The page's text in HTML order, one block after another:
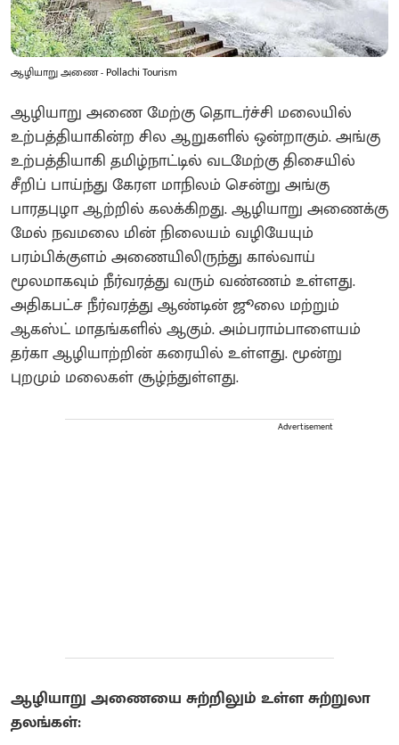
ஆழியாறு அணை - Pollachi Tourism
ஆழியாறு அணை மேற்கு தொடர்ச்சி மலையில்
உற்பத்தியாகின்ற சில ஆறுகளில் ஒன்றாகும். அங்கு
உற்பத்தியாகி தமிழ்நாட்டில் வடமேற்கு திசையில்
சீறிப் பாய்ந்து கேரள மாநிலம் சென்று அங்கு
பாரதபுழா ஆற்றில் கலக்கிறது. ஆழியாறு அணைக்கு
மேல் நவமலை மின் நிலையம் வழியேயும்
பரம்பிக்குளம் அணையிலிருந்து கால்வாய்
மூலமாகவும் நீர்வரத்து வரும் வண்ணம் உள்ளது.
அதிகபட்ச நீர்வரத்து ஆண்டின் ஜூலை மற்றும்
ஆகஸ்ட் மாதங்களில் ஆகும். அம்பராம்பாளையம்
தர்கா ஆழியாற்றின் கரையில் உள்ளது. மூன்று
புறமும் மலைகள் சூழ்ந்துள்ளது.
Advertisement
ஆழியாறு அணையை சுற்றிலும் உள்ள சுற்றுலா
தலங்கள்: